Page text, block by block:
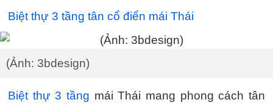
Biệt thự 3 tầng tân cổ điển mái Thái
(Ảnh: 3bdesign)
Biệt thự 3 tầng mái Thái mang phong cách tân